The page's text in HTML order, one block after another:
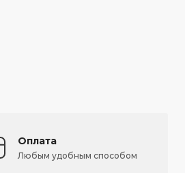
Оплата
Любым удобным способом